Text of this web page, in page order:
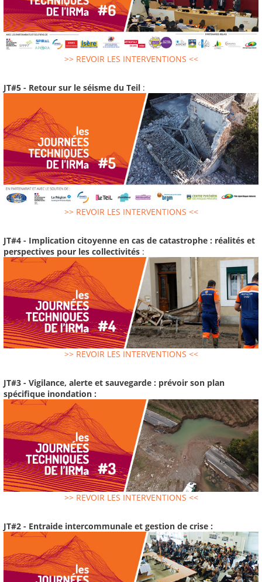
>> REVOIR LES INTERVENTIONS <<
JT#5 - Retour sur le séisme du Teil :
>> REVOIR LES INTERVENTIONS <<
JT#4 - Implication citoyenne en cas de catastrophe : réalités et
perspectives pour les collectivités :
>> REVOIR LES INTERVENTIONS <<
JT#3 - Vigilance, alerte et sauvegarde : prévoir son plan
spécifique inondation :
>> REVOIR LES INTERVENTIONS <<
JT#2 - Entraide intercommunale et gestion de crise :